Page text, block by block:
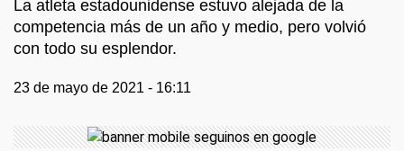
La atleta estadounidense estuvo alejada de la
competencia más de un año y medio, pero volvió
con todo su esplendor.
23 de mayo de 2021 - 16:11